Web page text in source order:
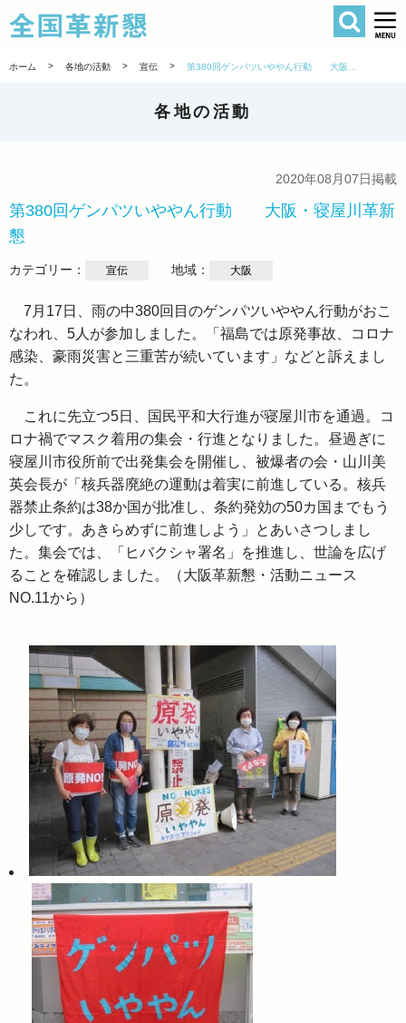
全国革新懇
検索
ホーム > 各地の活動 > 宣伝 >
各地の活動
2020年08月07日掲載
第380回ゲンパツいややん行動 大阪・寝屋川革新
懇
カテゴリー： 宣伝 地域： 大阪
7月17日、雨の中380回目のゲンパツいややん行動がおこ
なわれ、5人が参加しました。「福島では原発事故、コロナ
感染、豪雨災害と三重苦が続いています」などと訴えまし
た。
これに先立つ5日、国民平和大行進が寝屋川市を通過。コ
ロナ禍でマスク着用の集会・行進となりました。昼過ぎに
寝屋川市役所前で出発集会を開催し、被爆者の会・山川美
英会長が「核兵器廃絶の運動は着実に前進している。核兵
器禁止条約は38か国が批准し、条約発効の50カ国までもう
少しです。あきらめずに前進しよう」とあいさつしまし
た。集会では、「ヒバクシャ署名」を推進し、世論を広げ
ることを確認しました。（大阪革新懇・活動ニュース
NO.11から）